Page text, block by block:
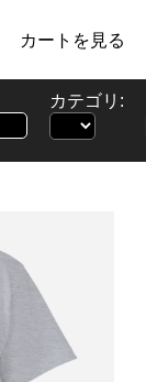
カートを見る
カテゴリ: